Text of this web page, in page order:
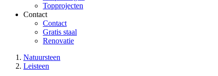
Topprojecten
Contact
Contact
Gratis staal
Renovatie
Kruimelpad
Natuursteen
Leisteen